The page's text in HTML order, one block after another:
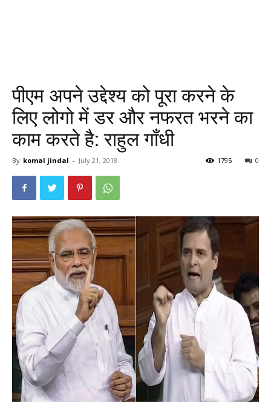
पीएम अपने उद्देश्य को पूरा करने के
लिए लोगो में डर और नफरत भरने का
काम करते है: राहुल गाँधी
By komal jindal - July 21, 2018 0
1795